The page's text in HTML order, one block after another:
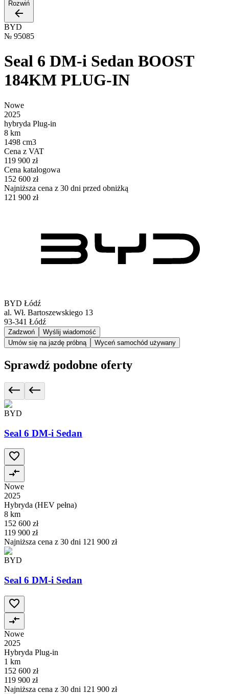
Rozwiń
BYD
№ 95085
Seal 6 DM-i Sedan BOOST
184KM PLUG-IN
Nowe
2025
hybryda Plug-in
8 km
1498 cm3
Cena z VAT
119 900 zł
Cena katalogowa
152 600 zł
Najniższa cena z 30 dni przed obniżką
121 900 zł
BYD Łódź
al. Wł. Bartoszewskiego 13
93-341 Łódź
Zadzwoń
Wyślij wiadomość
Umów się na jazdę próbną
Wyceń samochód używany
Sprawdź podobne oferty
BYD
Seal 6 DM-i Sedan
Nowe
2025
Hybryda (HEV pełna)
8 km
152 600 zł
119 900 zł
Najniższa cena z 30 dni 121 900 zł
BYD
Seal 6 DM-i Sedan
Nowe
2025
Hybryda Plug-in
1 km
152 600 zł
119 900 zł
Najniższa cena z 30 dni 121 900 zł